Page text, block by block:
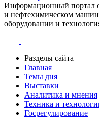
Информационный портал
и нефтехимическом
оборудовании и
Разделы сайта
Главная
Темы дня
Выставки
Аналитика и мнения
Техника и
Госрегулирование